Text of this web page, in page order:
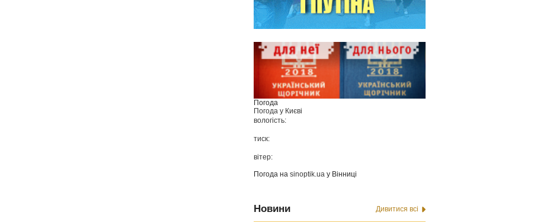
Погода
Погода у Києві
вологість:
тиск:
вітер:
Погода наsinoptik.ua у Вінниці
Новини Дивитися всі